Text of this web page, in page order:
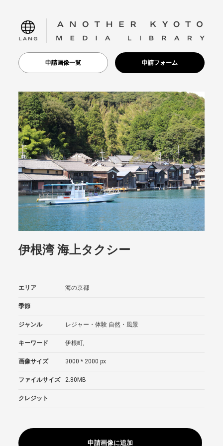
language
申請画像一覧 申請フォーム
伊根湾 海上タクシー
エリア 海の京都
季節
ジャンル レジャー・体験 自然・風景
キーワード 伊根町,
画像サイズ 3000 * 2000 px
ファイルサイズ 2.80MB
クレジット
申請画像に追加